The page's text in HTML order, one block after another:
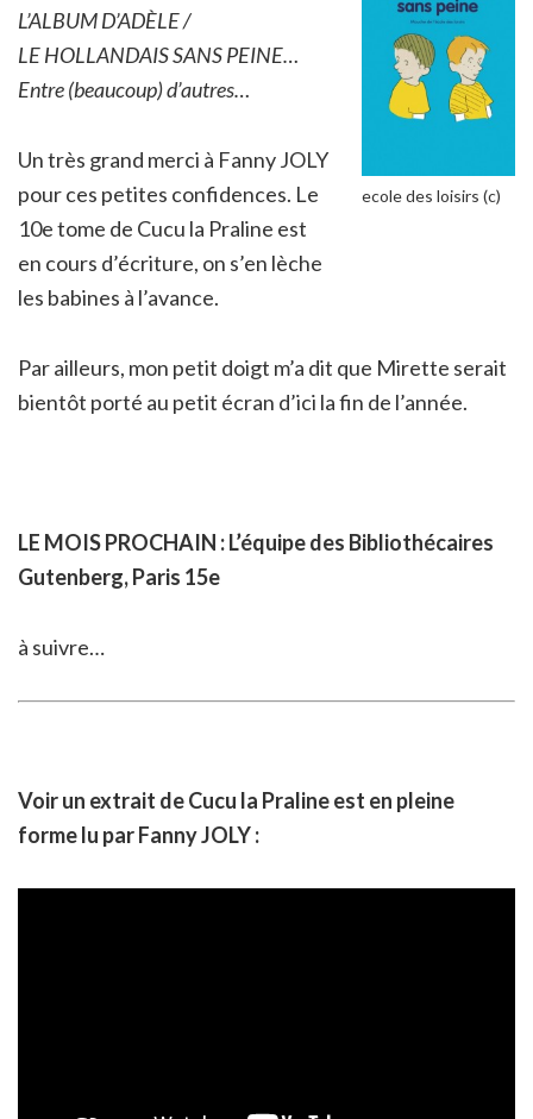
ecole des loisirs (c)
L’ALBUM D’ADÈLE /
LE HOLLANDAIS SANS PEINE…
Entre (beaucoup) d’autres…
Un très grand merci à Fanny JOLY
pour ces petites confidences. Le
10e tome de Cucu la Praline est
en cours d’écriture, on s’en lèche
les babines à l’avance.
Par ailleurs, mon petit doigt m’a dit que Mirette serait
bientôt porté au petit écran d’ici la fin de l’année.
LE MOIS PROCHAIN : L’équipe des Bibliothécaires
Gutenberg, Paris 15e
à suivre…
Voir un extrait de Cucu la Praline est en pleine
forme lu par Fanny JOLY :